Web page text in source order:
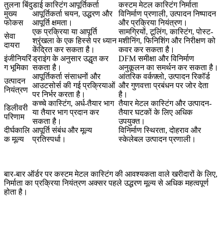
तुलना बिंदुडाई कास्टिंग आपूर्तिकर्ता
कस्टम मेटल कास्टिंग निर्माता
मुख्य
फोकस
आपूर्तिकर्ता चयन, उद्धरण और
आपूर्ति क्षमता।
विनिर्माण प्रणाली, उत्पादन निष्पादन
और प्रक्रिया नियंत्रण।
सेवा
दायरा
एक प्रक्रिया या आपूर्ति
श्रृंखला के एक हिस्से पर ध्यान
केंद्रित कर सकता है।
सामग्रियों, टूलिंग, कास्टिंग, पोस्ट-
मशीनिंग, फिनिशिंग और निरीक्षण को
कवर कर सकता है।
इंजीनियरिं
ग भूमिका
ड्राइंग के अनुसार उद्धृत कर
सकता है।
DFM समीक्षा और विनिर्माण
अनुकूलन का समर्थन कर सकता है।
उत्पादन
नियंत्रण
आपूर्तिकर्ता संसाधनों और
आउटसोर्स की गई प्रक्रियाओं
पर निर्भर करता है।
आंतरिक वर्कफ़्लो, उत्पादन रिकॉर्ड
और गुणवत्ता प्रबंधन पर जोर देता
है।
डिलीवरी
परिणाम
कच्चे कास्टिंग, अर्ध-तैयार भाग
या तैयार भाग प्रदान कर
सकता है।
तैयार मेटल कास्टिंग और उत्पादन-
तैयार घटकों के लिए अधिक
उपयुक्त।
दीर्घकालि
क मूल्य
आपूर्ति संबंध और मूल्य
प्रतिस्पर्धा।
विनिर्माण स्थिरता, दोहराव और
स्केलेबल उत्पादन प्रणाली।
बार-बार ऑर्डर पर कस्टम मेटल कास्टिंग की आवश्यकता वाले खरीदारों के लिए,
निर्माता का प्रक्रिया नियंत्रण अक्सर पहले उद्धरण मूल्य से अधिक महत्वपूर्ण
होता है।